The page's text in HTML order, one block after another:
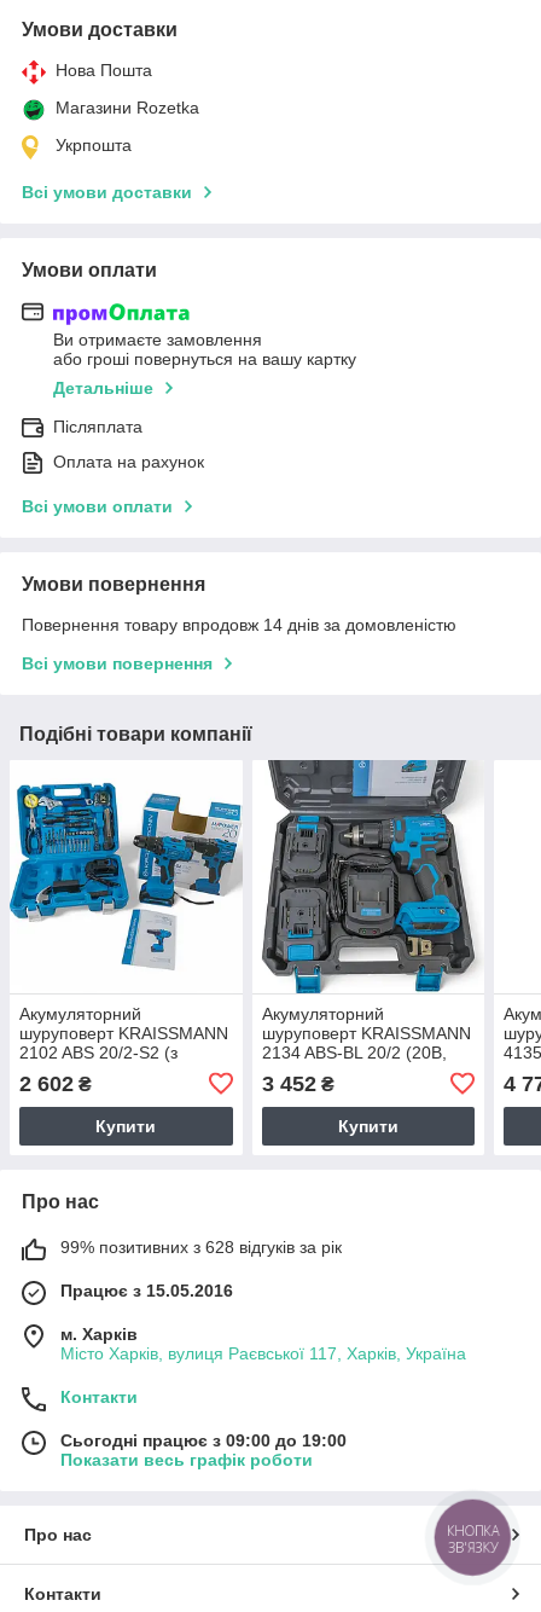
Умови доставки
Нова Пошта
Магазини Rozetka
Укрпошта
Всі умови доставки
Умови оплати
Ви отримаєте замовлення
або гроші повернуться на вашу картку
Детальніше
Післяплата
Оплата на рахунок
Всі умови оплати
Умови повернення
Повернення товару впродовж 14 днів за домовленістю
Всі умови повернення
Подібні товари компанії
Акумуляторний
шуруповерт KRAISSMANN
2102 ABS 20/2-S2 (з
набором, 20В, 2 акум. 2 А/
год, кейс, НІМЕЧЧИНА)
2 602 ₴
Купити
Акумуляторний
шуруповерт KRAISSMANN
2134 ABS-BL 20/2 (20В,
акум. 2 А/год, кейс,
НІМЕЧЧИНА)
3 452₴
Купити
4
Про нас
99% позитивних з 628 відгуків за рік
Працює з 15.05.2016
м. Харків
Місто Харків, вулиця Раєвської 117, Харків, Україна
Контакти
Сьогодні працює з 09:00 до 19:00
Показати весь графік роботи
Про нас
Контакти
КНОПКА
ЗВ'ЯЗКУ